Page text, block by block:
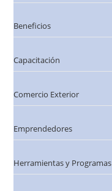
Beneficios
Capacitación
Comercio Exterior
Emprendedores
Herramientas y Programas